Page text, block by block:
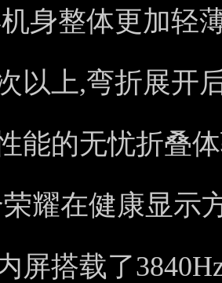
身整体更加轻
以上,弯折展开
能的无忧折叠
耀在健康显示
屏搭载了